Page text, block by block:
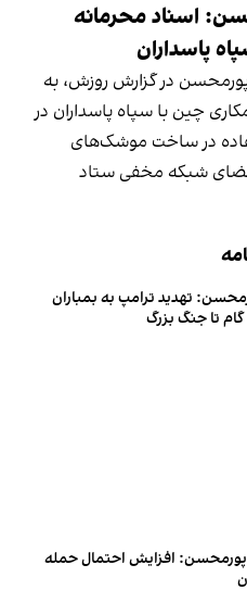
اسناد محرمانه
پاسداران
در گزارش روزش، به
چین با سپاه پاسداران در
در ساخت موشک‌های
شبکه مخفی ستاد
تهدید ترامپ به بمباران
تا جنگ بزرگ
پورمحسن: افزایش احتمال حمله